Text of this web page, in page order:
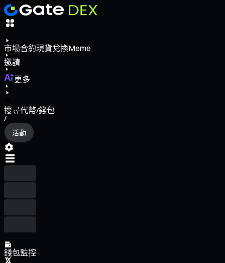
市場合約現貨兌換Meme
邀請
更多
搜尋代幣/錢包
/
活動
錢包監控